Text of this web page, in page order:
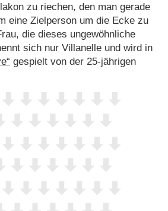
zu riechen, den man gerade
eine Zielperson um die Ecke zu
die dieses ungewöhnliche
sich nur Villanelle und wird in
gespielt von der 25-jährigen